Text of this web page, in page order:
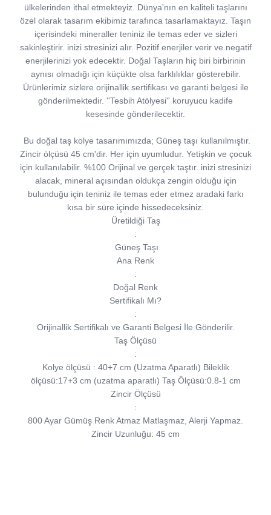
ülkelerinden ithal etmekteyiz. Dünya'nın en kaliteli taşlarını
özel olarak tasarım ekibimiz tarafınca tasarlamaktayız. Taşın
içerisindeki mineraller teniniz ile temas eder ve sizleri
sakinleştirir. inizi stresinizi alır. Pozitif enerjiler verir ve negatif
enerjilerinizi yok edecektir. Doğal Taşların hiç biri birbirinin
aynısı olmadığı için küçükte olsa farklılıklar gösterebilir.
Ürünlerimiz sizlere orijinallik sertifikası ve garanti belgesi ile
gönderilmektedir. ''Tesbih Atölyesi'' koruyucu kadife
kesesinde gönderilecektir.
Bu doğal taş kolye tasarımımızda; Güneş taşı kullanılmıştır.
Zincir ölçüsü 45 cm'dir. Her için uyumludur. Yetişkin ve çocuk
için kullanılabilir. %100 Orijinal ve gerçek taştır. inizi stresinizi
alacak, mineral açısından oldukça zengin olduğu için
bulunduğu için teniniz ile temas eder etmez aradaki farkı
kısa bir süre içinde hissedeceksiniz.
Üretildiği Taş
:
Güneş Taşı
Ana Renk
:
Doğal Renk
Sertifikalı Mı?
:
Orijinallik Sertifikalı ve Garanti Belgesi İle Gönderilir.
Taş Ölçüsü
:
Kolye ölçüsü : 40+7 cm (Uzatma Aparatlı) Bileklik
ölçüsü:17+3 cm (uzatma aparatlı) Taş Ölçüsü:0.8-1 cm
Zincir Ölçüsü
:
800 Ayar Gümüş Renk Atmaz Matlaşmaz, Alerji Yapmaz.
Zincir Uzunluğu: 45 cm